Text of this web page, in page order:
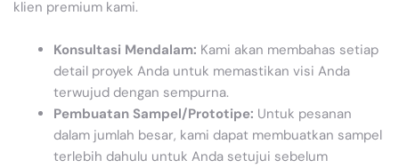
klien premium kami.
Konsultasi Mendalam: Kami akan membahas setiap
detail proyek Anda untuk memastikan visi Anda
terwujud dengan sempurna.
Pembuatan Sampel/Prototipe: Untuk pesanan
dalam jumlah besar, kami dapat membuatkan sampel
terlebih dahulu untuk Anda setujui sebelum